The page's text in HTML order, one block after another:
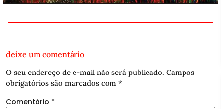
deixe um comentário
O seu endereço de e-mail não será publicado. Campos
obrigatórios são marcados com *
Comentário *